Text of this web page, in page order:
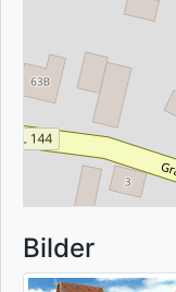
Bilder